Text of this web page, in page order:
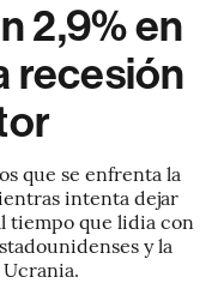
2,9% en
recesión
que se enfrenta la
intenta dejar
tiempo que lidia con
y la